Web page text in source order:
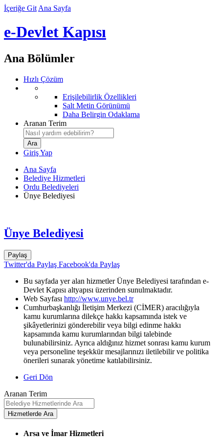
İçeriğe Git Ana Sayfa
e-Devlet Kapısı
Ana Bölümler
Hızlı Çözüm
Erişilebilirlik Özellikleri
Salt Metin Görünümü
Daha Belirgin Odaklama
Aranan Terim
Giriş Yap
Ana Sayfa
Belediye Hizmetleri
Ordu Belediyeleri
Ünye Belediyesi
Ünye Belediyesi
Paylaş
Twitter'da Paylaş Facebook'da Paylaş
Bu sayfada yer alan hizmetler Ünye Belediyesi tarafından e-
Devlet Kapısı altyapısı üzerinden sunulmaktadır.
Web Sayfası http://www.unye.bel.tr
Cumhurbaşkanlığı İletişim Merkezi (CİMER) aracılığıyla
kamu kurumlarına dilekçe hakkı kapsamında istek ve
şikâyetlerinizi gönderebilir veya bilgi edinme hakkı
kapsamında kamu kurumlarından bilgi talebinde
bulunabilirsiniz. Ayrıca aldığınız hizmet sonrası kamu kurum
veya personeline teşekkür mesajlarınızı iletilebilir ve politika
önerileri sunarak yönetime katılabilirsiniz.
Geri Dön
Aranan Terim
Arsa ve İmar Hizmetleri